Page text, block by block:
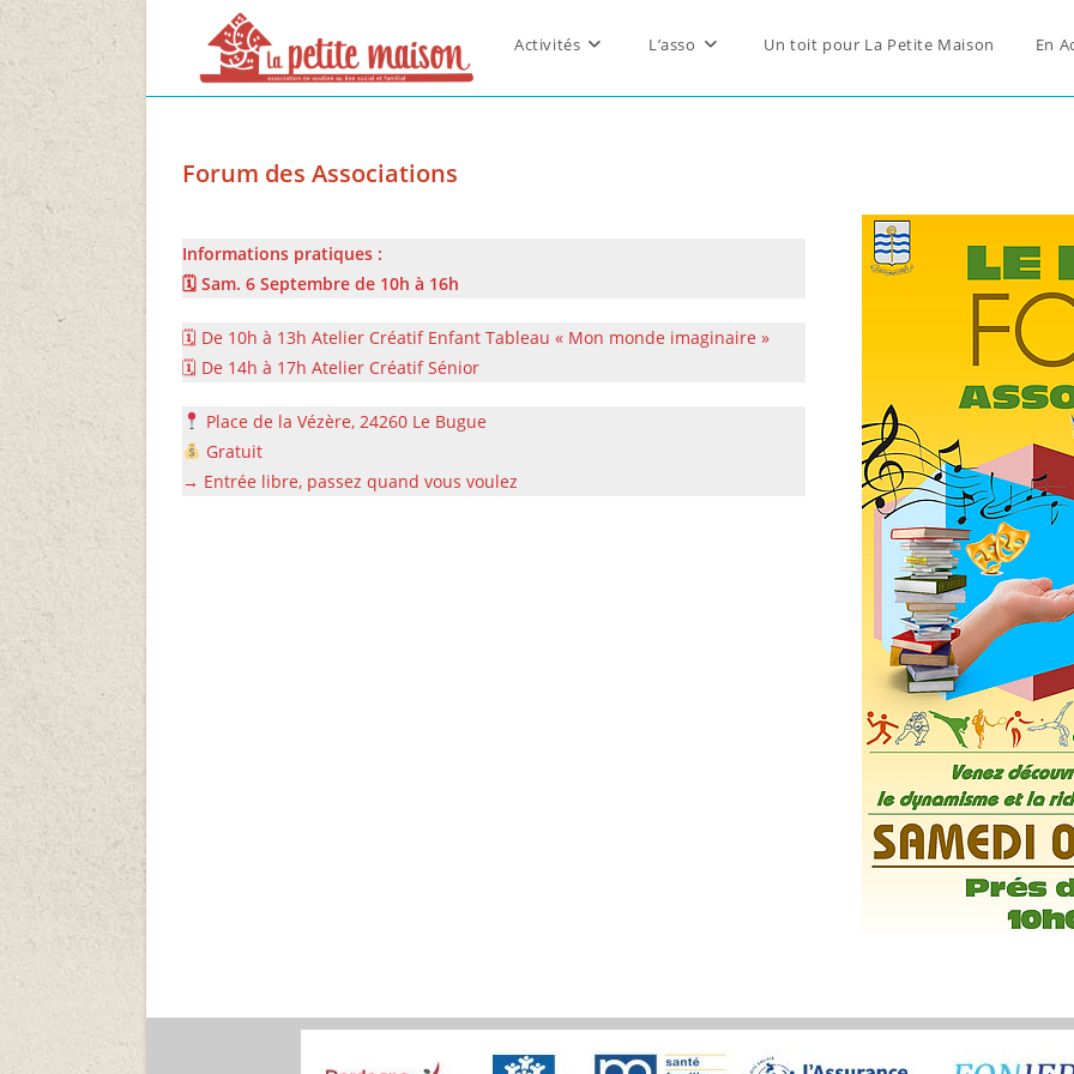
Skip
content
Activités L’asso Un toit pour La Petite Maison En
Forum des Associations
Informations pratiques :
🗓 Sam. 6 Septembre de 10h à 16h
🗓 De 10h à 13h Atelier Créatif Enfant Tableau « Mon monde imaginaire »
🗓 De 14h à 17h Atelier Créatif Sénior
Place de la Vézère, 24260 Le Bugue
Gratuit
→ Entrée libre, passez quand vous voulez